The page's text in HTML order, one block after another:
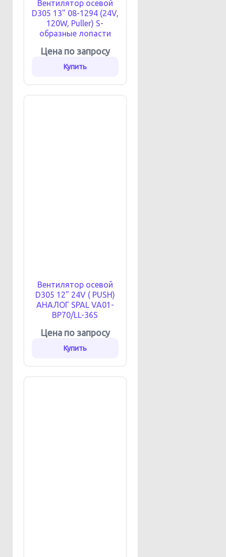
Вентилятор осевой
D305 13" 08-1294 (24V,
120W, Puller) S-
образные лопасти
Цена по запросу
Купить
Вентилятор осевой
D305 12" 24V ( PUSH)
АНАЛОГ SPAL VA01-
BP70/LL-36S
Цена по запросу
Купить